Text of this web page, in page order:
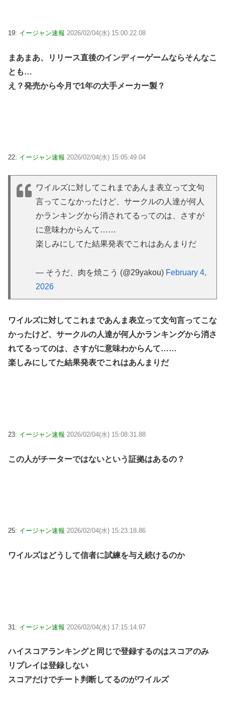
19: イージャン速報 2026/02/04(水) 15:00:22.08
まあまあ、リリース直後のインディーゲームならそんなこ
とも…
え？発売から今月で1年の大手メーカー製？
22: イージャン速報 2026/02/04(水) 15:05:49.04
ワイルズに対してこれまであんま表立って文句
言ってこなかったけど、サークルの人達が何人
かランキングから消されてるってのは、さすが
に意味わからんて……
楽しみにしてた結果発表でこれはあんまりだ
— そうだ、肉を焼こう (@29yakou) February 4,
2026
ワイルズに対してこれまであんま表立って文句言ってこな
かったけど、サークルの人達が何人かランキングから消さ
れてるってのは、さすがに意味わからんて……
楽しみにしてた結果発表でこれはあんまりだ
23: イージャン速報 2026/02/04(水) 15:08:31.88
この人がチーターではないという証拠はあるの？
25: イージャン速報 2026/02/04(水) 15:23:18.86
ワイルズはどうして信者に試練を与え続けるのか
31: イージャン速報 2026/02/04(水) 17:15:14.97
ハイスコアランキングと同じで登録するのはスコアのみ
リプレイは登録しない
スコアだけでチート判断してるのがワイルズ